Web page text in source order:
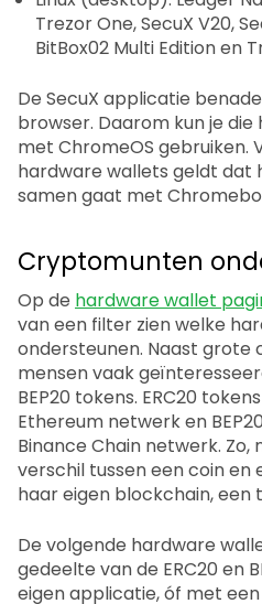
Trezor One, SecuX V20,
BitBox02 Multi Edition en
De SecuX applicatie
browser. Daarom kun je
met ChromeOS gebruiken.
hardware wallets geldt dat
samen gaat met
Cryptomunten
Op de hardware wallet
van een filter zien welke
ondersteunen. Naast grote
mensen vaak
BEP20 tokens. ERC20
Ethereum netwerk en
Binance Chain netwerk.
verschil tussen een coin en
haar eigen blockchain, een
De volgende hardware
gedeelte van de ERC20 en
eigen applicatie, óf met